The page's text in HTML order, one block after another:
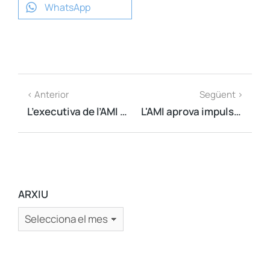
WhatsApp
< Anterior
L’executiva de l’AMI presenta el seu pla de treball a Forcadell i reitera el suport al procés
Següent >
L'AMI aprova impulsar consultes d'adhesió, ampliar el seu àmbit d'actuació i internacionalitzar
ARXIU